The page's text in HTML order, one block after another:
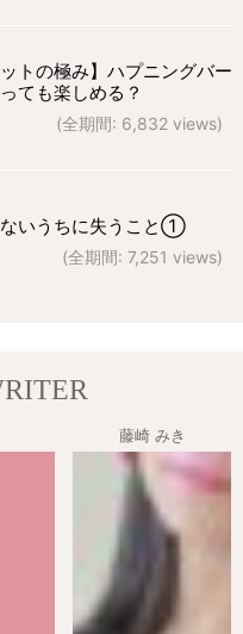
ットの極み】ハプニングバー
ても楽しめる？
(全期間: 6,832 views)
いうちに失うこと①
(全期間: 7,251 views)
藤崎 みき